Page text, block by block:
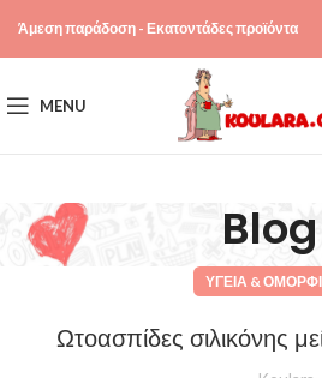
Άμεση παράδοση - Εκατοντάδες προϊόντα
MENU
Blog
ΥΓΕΊΑ &
Ωτοασπίδες σιλικόνης